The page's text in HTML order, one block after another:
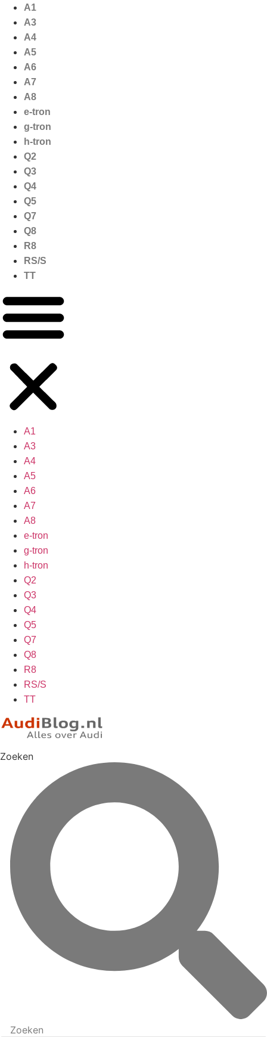
naar
inhoud
A1
A3
A4
A5
A6
A7
A8
e-tron
g-tron
h-tron
Q2
Q3
Q4
Q5
Q7
Q8
R8
RS/S
TT
A1
A3
A4
A5
A6
A7
A8
e-tron
g-tron
h-tron
Q2
Q3
Q4
Q5
Q7
Q8
R8
RS/S
TT
Zoeken
Zoeken